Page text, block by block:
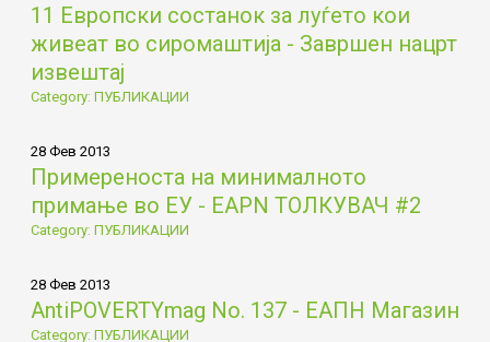
11 Европски состанок за луѓето кои
живеат во сиромаштија - Завршен нацрт
извештај
Category: ПУБЛИКАЦИИ
28 Фев 2013
Примереностa на минималното
примање во ЕУ - EAPN ТОЛКУВАЧ #2
Category: ПУБЛИКАЦИИ
28 Фев 2013
AntiPOVERTYmag No. 137 - ЕАПН Магазин
Category: ПУБЛИКАЦИИ